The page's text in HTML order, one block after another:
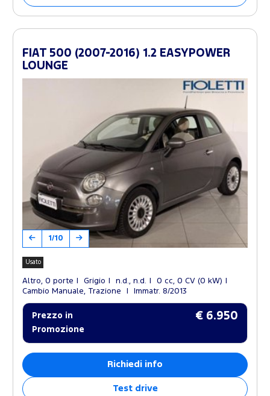
FIAT 500 (2007-2016) 1.2 EASYPOWER
LOUNGE
1/10
Usato
Altro, 0 porte Grigio n.d., n.d.
0 cc, 0 CV (0 kW)
Cambio Manuale, Trazione
Immatr. 8/2013
Prezzo in
Promozione
€ 6.950
Richiedi info
Test drive